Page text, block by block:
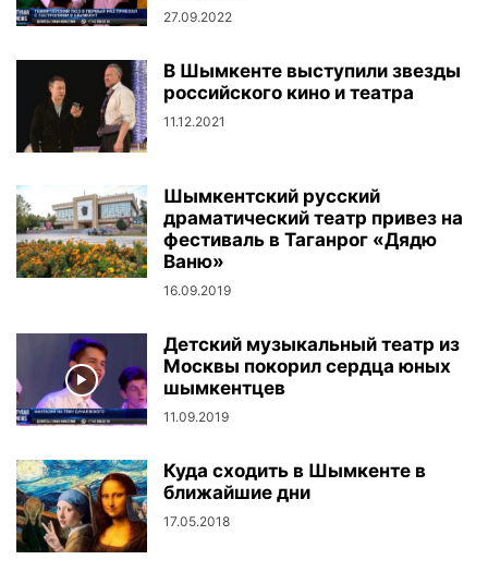
27.09.2022
В Шымкенте выступили звезды
российского кино и театра
11.12.2021
Шымкентский русский
драматический театр привез на
фестиваль в Таганрог «Дядю
Ваню»
16.09.2019
Детский музыкальный театр из
Москвы покорил сердца юных
шымкентцев
11.09.2019
Куда сходить в Шымкенте в
ближайшие дни
17.05.2018